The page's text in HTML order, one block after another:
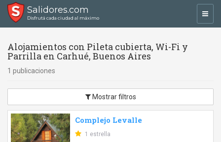
Salidores.com
Disfrutá cada ciudad al máximo
Alojamientos con Pileta cubierta, Wi-Fi y
Parrilla en Carhué, Buenos Aires
1 publicaciones
Mostrar filtros
Complejo Levalle
1 estrella